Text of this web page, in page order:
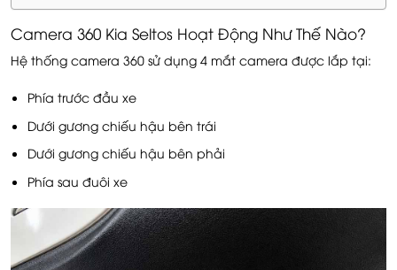
Camera 360 Kia Seltos Hoạt Động Như Thế Nào?
Hệ thống camera 360 sử dụng 4 mắt camera được lắp tại:
Phía trước đầu xe
Dưới gương chiếu hậu bên trái
Dưới gương chiếu hậu bên phải
Phía sau đuôi xe